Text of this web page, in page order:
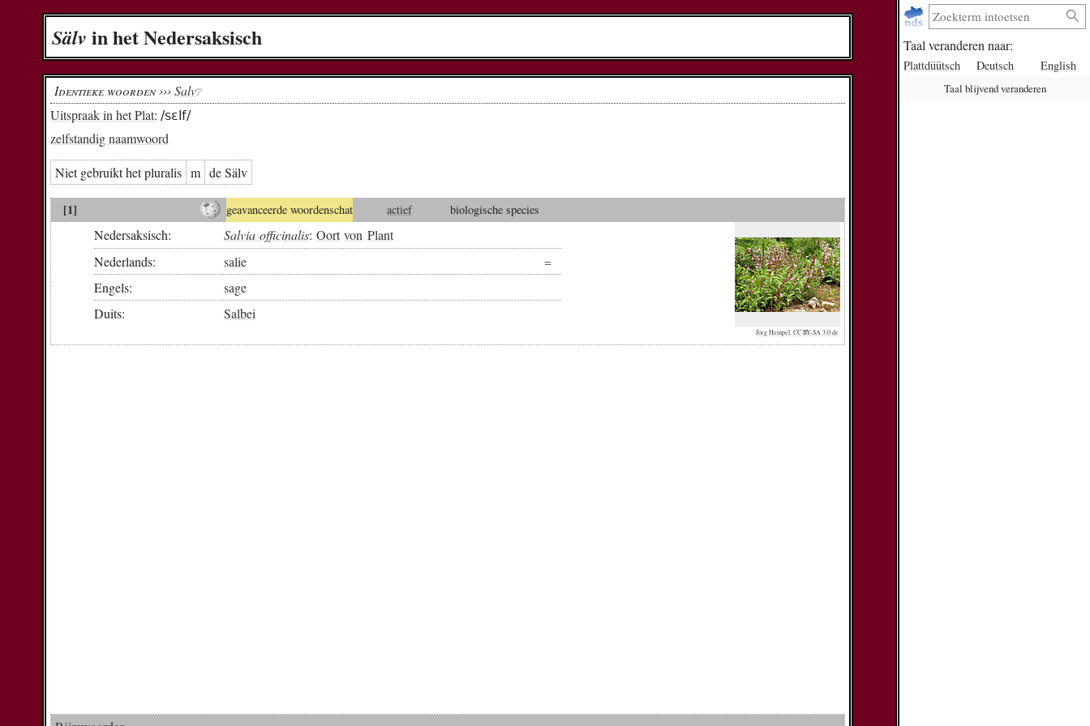
Taal veranderen naar:
Plattdüütsch Deutsch English
Taal blijvend veranderen
Sälv in het Nedersaksisch
Uitspraak in het Plat: /sɛlf/
zelfstandig naamwoord
Niet gebruikt het pluralis m de Sälv
[1] geavanceerde woordenschat actief biologische species
Nedersaksisch: Salvia officinalis:Oort von Plant
Nederlands:
salie
Engels:
sage
Duits:
Salbei
Jörg Hempel, CC BY-SA 3.0 de
Identieke woorden ››› Salv❔︎